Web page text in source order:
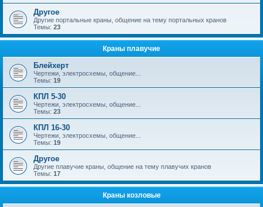
Другое
Другие портальные краны, общение на тему портальных кранов
Темы: 23
Краны плавучие
Блейхерт
Чертежи, электросхемы, общение...
Темы: 19
КПЛ 5-30
Чертежи, электросхемы, общение...
Темы: 23
КПЛ 16-30
Чертежи, электросхемы, общение...
Темы: 19
Другое
Другие плавучие краны, общение на тему плавучих кранов
Темы: 17
Краны козловые